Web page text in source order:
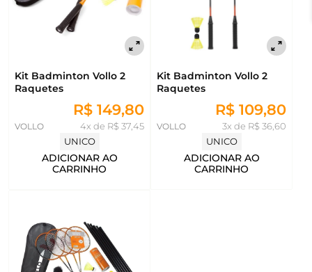
Kit Badminton Vollo 2
Raquetes
R$ 149,80
4x de R$ 37,45
VOLLO
UNICO
ADICIONAR AO
CARRINHO
Kit Badminton Vollo 2
Raquetes
R$ 109,80
3x de R$ 36,60
VOLLO
UNICO
ADICIONAR AO
CARRINHO